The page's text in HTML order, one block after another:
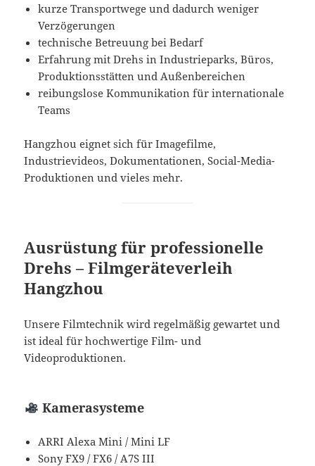
kurze Transportwege und dadurch weniger
Verzögerungen
technische Betreuung bei Bedarf
Erfahrung mit Drehs in Industrieparks, Büros,
Produktionsstätten und Außenbereichen
reibungslose Kommunikation für internationale
Teams
Hangzhou eignet sich für Imagefilme,
Industrievideos, Dokumentationen, Social-Media-
Produktionen und vieles mehr.
Ausrüstung für professionelle
Drehs – Filmgeräteverleih
Hangzhou
Unsere Filmtechnik wird regelmäßig gewartet und
ist ideal für hochwertige Film- und
Videoproduktionen.
Kamerasysteme
ARRI Alexa Mini / Mini LF
Sony FX9 / FX6 / A7S III